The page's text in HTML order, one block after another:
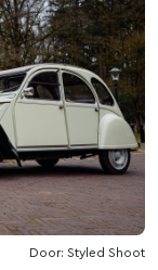
Door: Styled Shoot